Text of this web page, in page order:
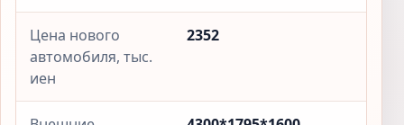
Цена нового
автомобиля, тыс.
иен
2352